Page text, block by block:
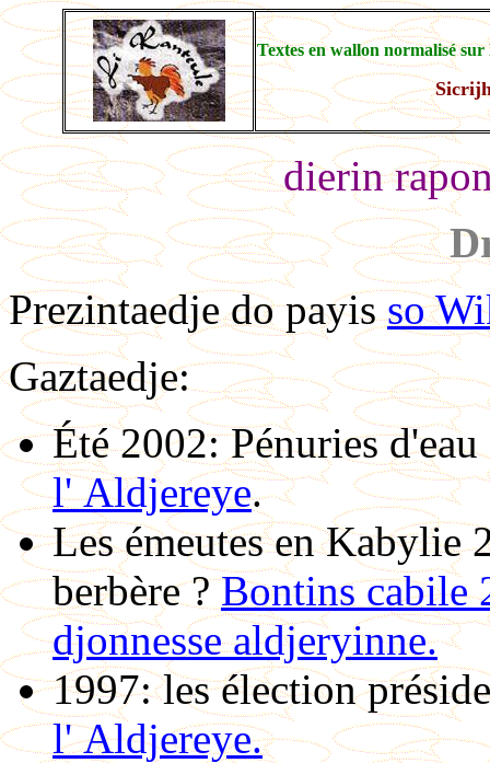
Textes en wallon normalisé
dierin
Prezintaedje do payisso
Gaztaedje:
Été 2002: Pénuries
l' Aldjereye.
Les émeutes en Kabylie
berbère ? Bontins cabile
djonnesse aldjeryinne.
1997: les élection
l' Aldjereye.